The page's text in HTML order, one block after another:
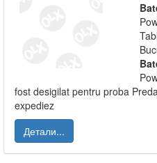
fost desigilat pentru proba
expediez
Детали...